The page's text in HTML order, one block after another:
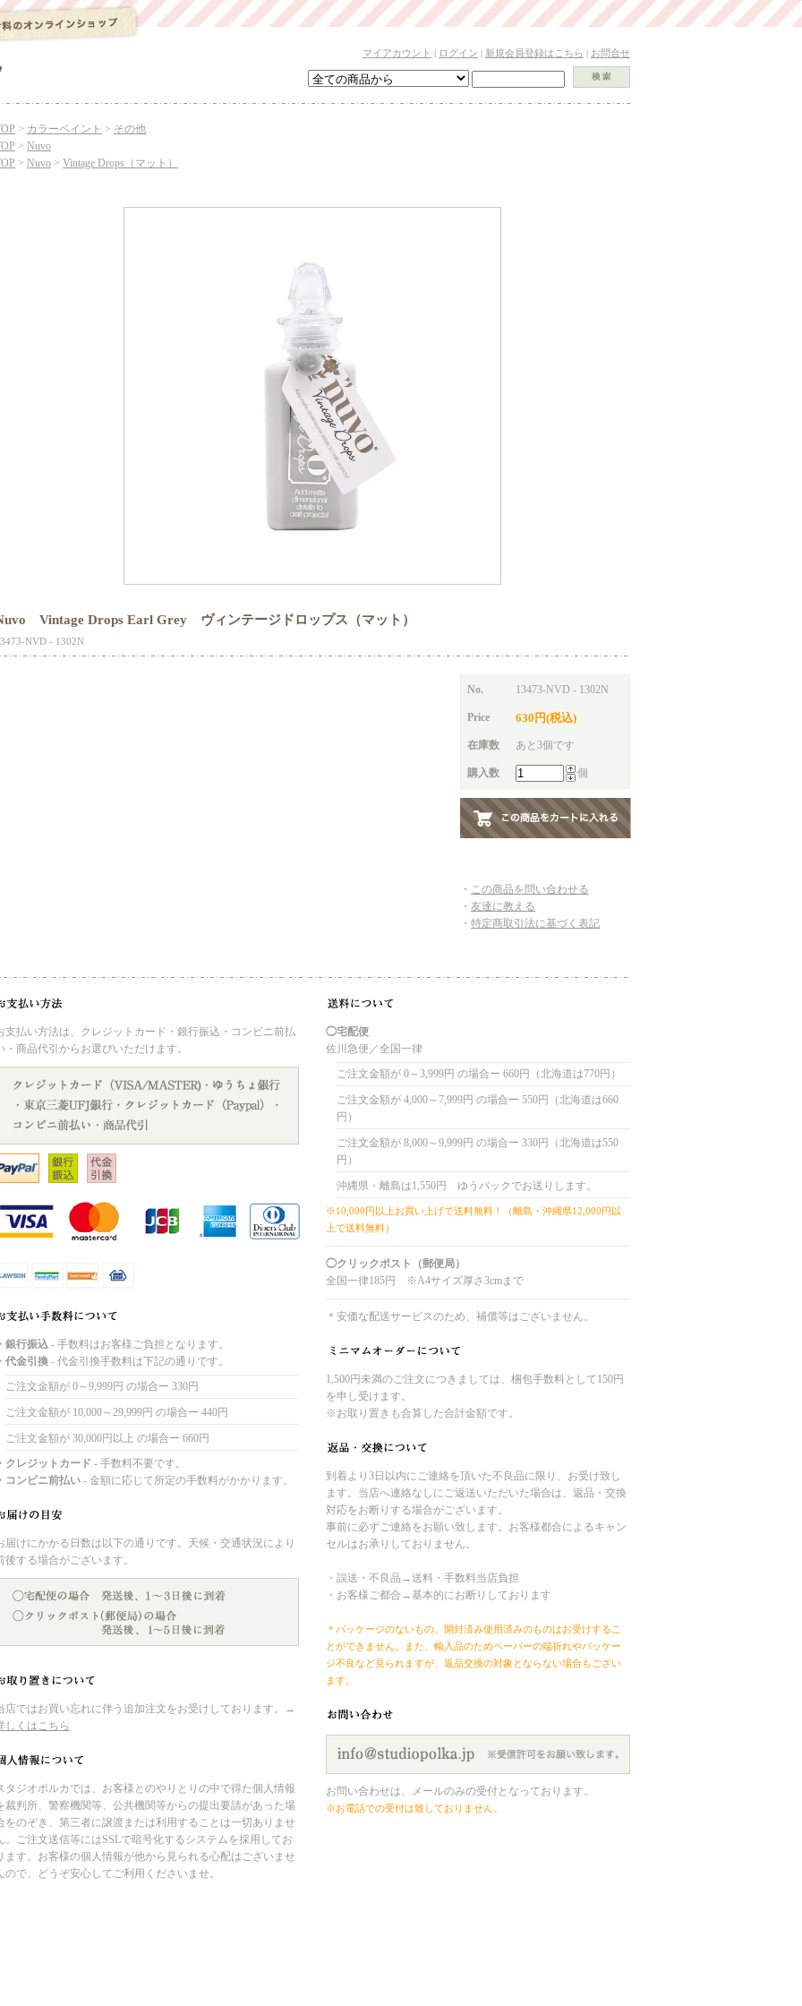
マイアカウント | ログイン | 新規会員登録はこちら | お問合せ
> カラーペイント > その他
> Nuvo
> Nuvo > Vintage Drops（マット）
Vintage Drops Earl Grey ヴィンテージドロップス（マット）
NVD - 1302N
No. 13473-NVD - 1302N
Price 630円(税込)
在庫数 あと3個です
購入数 個
・ この商品を問い合わせる
・ 友達に教える
・ 特定商取引法に基づく表記
支払い方法は、クレジットカード・銀行振込・コンビニ前払
・商品代引からお選びいただけます。
銀行振込 - 手数料はお客様ご負担となります。
代金引換 - 代金引換手数料は下記の通りです。
ご注文金額が 0～9,999円 の場合ー 330円
ご注文金額が 10,000～29,999円 の場合ー 440円
ご注文金額が 30,000円以上 の場合ー 660円
クレジットカード - 手数料不要です。
コンビニ前払い - 金額に応じて所定の手数料がかかります。
届けにかかる日数は以下の通りです。天候・交通状況により
後する場合がございます。
店ではお買い忘れに伴う追加注文をお受けしております。→
しくはこちら
タジオポルカでは、お客様とのやりとりの中で得た個人情報
裁判所、警察機関等、公共機関等からの提出要請があった場
をのぞき、第三者に譲渡または利用することは一切ありませ
。ご注文送信等にはSSLで暗号化するシステムを採用してお
ます。お客様の個人情報が他から見られる心配はございませ
ので、どうぞ安心してご利用くださいませ。
◯宅配便
佐川急便／全国一律
ご注文金額が 0～3,999円 の場合ー 660円（北海道は770円）
ご注文金額が 4,000～7,999円 の場合ー 550円（北海道は660
円）
ご注文金額が 8,000～9,999円 の場合ー 330円（北海道は550
円）
沖縄県・離島は1,550円 ゆうパックでお送りします。
※10,000円以上お買い上げで送料無料！（離島・沖縄県12,000円以
上で送料無料）
◯クリックポスト（郵便局）
全国一律185円 ※A4サイズ厚さ3cmまで
＊安価な配送サービスのため、補償等はございません。
1,500円未満のご注文につきましては、梱包手数料として150円
を申し受けます。
※お取り置きも合算した合計金額です。
到着より3日以内にご連絡を頂いた不良品に限り、お受け致し
ます。当店へ連絡なしにご返送いただいた場合は、返品・交換
対応をお断りする場合がございます。
事前に必ずご連絡をお願い致します。お客様都合によるキャン
セルはお承りしておりません。
・誤送・不良品→送料・手数料当店負担
・お客様ご都合→基本的にお断りしております
＊パッケージのないもの、開封済み使用済みのものはお受けするこ
とができません。また、輸入品のためペーパーの端折れやパッケー
ジ不良など見られますが、返品交換の対象とならない場合もござい
ます。
お問い合わせは、メールのみの受付となっております。
※お電話での受付は致しておりません。